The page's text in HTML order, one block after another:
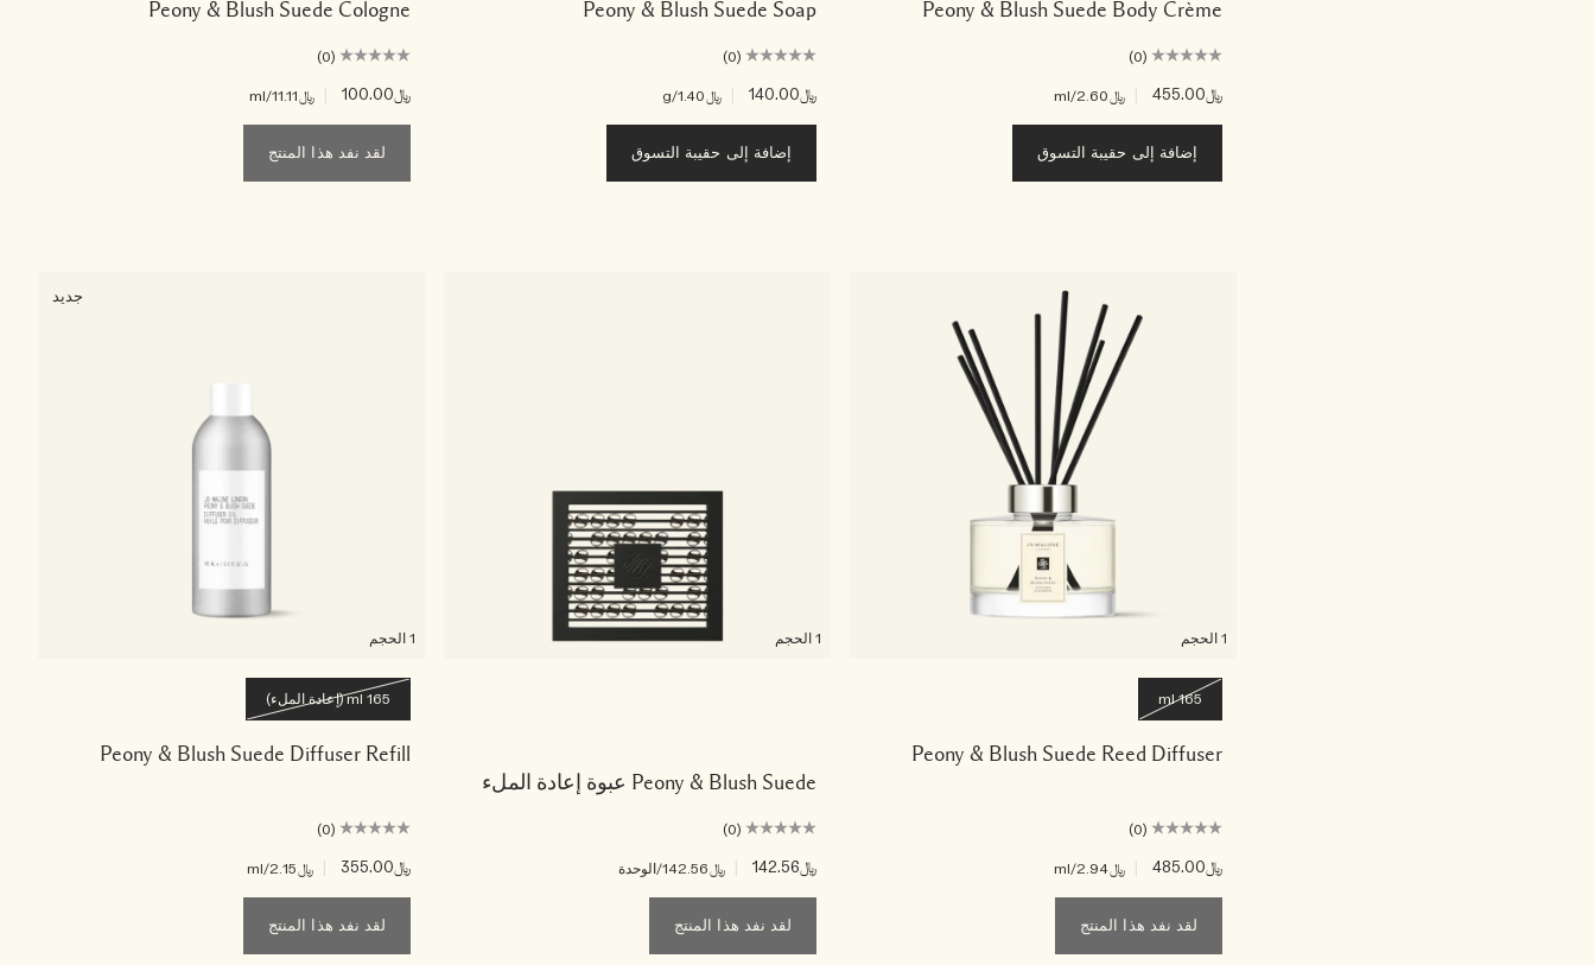
Peony & Blush Suede Body Crème
(0)
﷼455.00 ﷼2.60 /ml
إضافة إلى حقيبة التسوق
Peony & Blush Suede Soap
(0)
﷼140.00 ﷼1.40 /g
إضافة إلى حقيبة التسوق
Peony & Blush Suede Cologne
(0)
﷼100.00 ﷼11.11 /ml
لقد نفد هذا المنتج
1 الحجم
165 ml
Peony & Blush Suede Reed Diffuser
(0)
﷼485.00 ﷼2.94 /ml
لقد نفد هذا المنتج
1 الحجم
Peony & Blush Suede عبوة إعادة الملء
(0)
﷼142.56 ﷼142.56 /الوحدة
لقد نفد هذا المنتج
جديد
1 الحجم
165 ml (إعادة الملء)
Peony & Blush Suede Diffuser Refill
(0)
﷼355.00 ﷼2.15 /ml
لقد نفد هذا المنتج